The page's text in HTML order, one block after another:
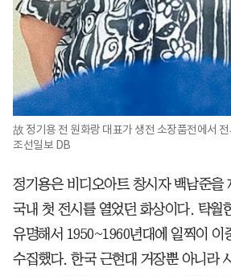
故 정기용 전 원화랑 대표가 생전 소장품전에서
조선일보 DB
정기용은 비디오아트 창시자 백남준을
국내 첫 전시를 열었던 화상이다. 탁월
유명해서 1950~1960년대에 일찍이 이
수집했다. 한국 근현대 거장뿐 아니라